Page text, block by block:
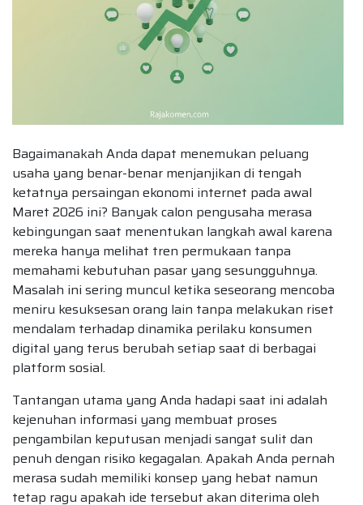
Bagaimanakah Anda dapat menemukan peluang
usaha yang benar-benar menjanjikan di tengah
ketatnya persaingan ekonomi internet pada awal
Maret 2026 ini? Banyak calon pengusaha merasa
kebingungan saat menentukan langkah awal karena
mereka hanya melihat tren permukaan tanpa
memahami kebutuhan pasar yang sesungguhnya.
Masalah ini sering muncul ketika seseorang mencoba
meniru kesuksesan orang lain tanpa melakukan riset
mendalam terhadap dinamika perilaku konsumen
digital yang terus berubah setiap saat di berbagai
platform sosial.
Tantangan utama yang Anda hadapi saat ini adalah
kejenuhan informasi yang membuat proses
pengambilan keputusan menjadi sangat sulit dan
penuh dengan risiko kegagalan. Apakah Anda pernah
merasa sudah memiliki konsep yang hebat namun
tetap ragu apakah ide tersebut akan diterima oleh